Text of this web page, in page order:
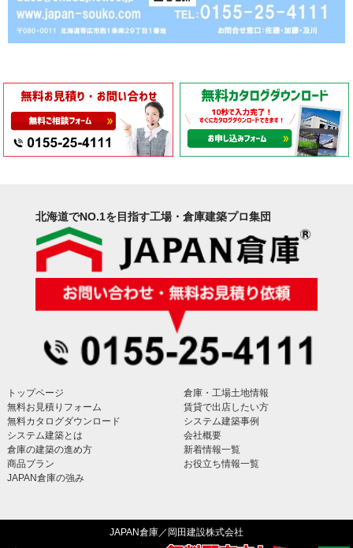
北海道でNO.1を目指す工場・倉庫建築プロ集団
トップページ
無料お見積りフォーム
無料カタログダウンロード
システム建築とは
倉庫の建築の進め方
商品プラン
JAPAN倉庫の強み
倉庫・工場土地情報
賃貸で出店したい方
システム建築事例
会社概要
新着情報一覧
お役立ち情報一覧
JAPAN倉庫／岡田建設株式会社